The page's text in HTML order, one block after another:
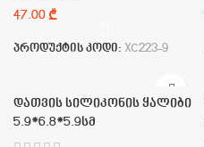
₾
პროდუქტის კოდი: XC223-9
დათვის სილიკონის ყალიბი
5.9*6.8*5.9სმ